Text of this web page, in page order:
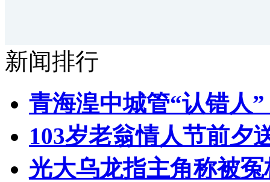
新闻排行
青海湟中城管“认错人
103岁老翁情人节前夕
光大乌龙指主角称被